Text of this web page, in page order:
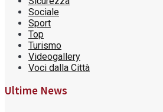
Sociale
Sport
Top
Turismo
Videogallery
Voci dalla Città
Ultime News